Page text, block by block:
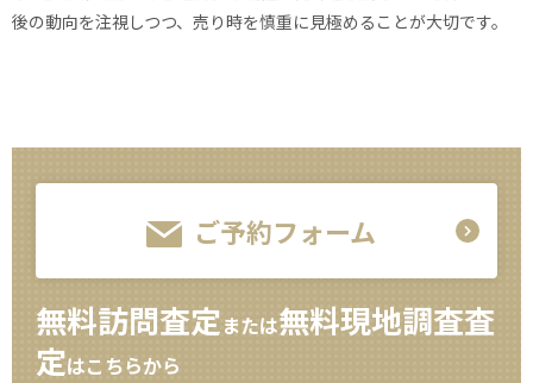
後の動向を注視しつつ、売り時を慎重に見極めることが大切です。
ご予約フォーム
無料訪問査定または無料現地調査査
定はこちらから